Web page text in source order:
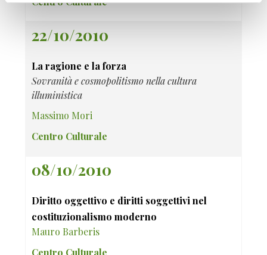
22/10/2010
La ragione e la forza
Sovranità e cosmopolitismo nella cultura
illuministica
Massimo Mori
Centro Culturale
08/10/2010
Diritto oggettivo e diritti soggettivi nel
costituzionalismo moderno
Mauro Barberis
Centro Culturale